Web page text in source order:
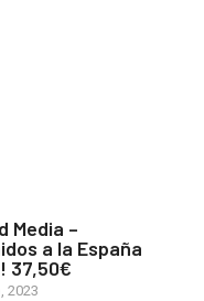
Media –
a la España
37,50€
2023